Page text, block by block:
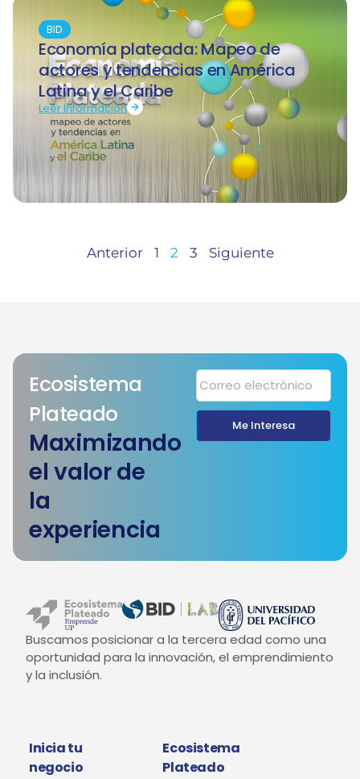
BID
Economía plateada: Mapeo de
actores y tendencias en América
Latina y el Caribe
Leer Información
Anterior 1 2 3 Siguiente
Ecosistema
Plateado
Maximizando
el valor de
la
experiencia
Me Interesa
Buscamos posicionar a la tercera edad como una
oportunidad para la innovación, el emprendimiento
y la inclusión.
Inicia tu
negocio
Ecosistema
Plateado